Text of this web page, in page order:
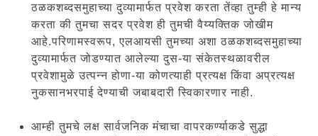
ठळकशब्दसमुहाच्या दुव्यामार्फत प्रवेश करता तेंव्हा तुम्ही हे मान्य
करता की तुमचा सदर प्रवेश ही तुमची वैय्यक्तिक जोखीम
आहे.परिणामस्वरूप, एलआयसी तुमच्या अशा ठळकशब्दसमुहाच्या
दुव्यामार्फत जोडण्यात आलेल्या दुस-या संकेतस्थळावरील
प्रवेशामुळे उत्पन्न होणा-या कोणत्याही प्रत्यक्ष किंवा अप्रत्यक्ष
नुकसानभरपाई देण्याची जबाबदारी स्विकारणार नाही.
आम्ही तुमचे लक्ष सार्वजनिक मंचाचा वापरकर्ण्याकडे सुद्धा